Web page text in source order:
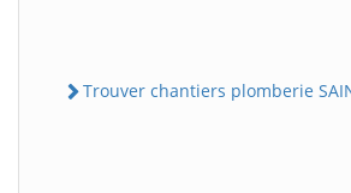
Trouver chantiers plomberie